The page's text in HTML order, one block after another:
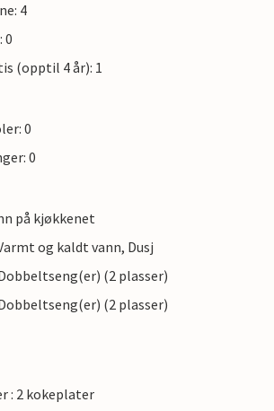
4
0
(opptil 4 år): 1
0
0
på kjøkkenet
og kaldt vann, Dusj
(2 plasser)
(2 plasser)
: 2 kokeplater